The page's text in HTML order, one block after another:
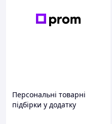
Персональні товарні
підбірки у додатку